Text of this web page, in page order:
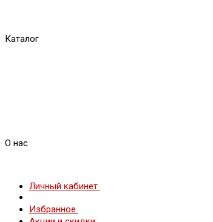
Каталог
О нас
Личный кабинет
Избранное